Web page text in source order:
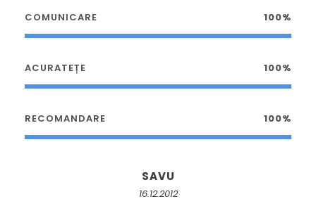
COMUNICARE 100%
ACURATEȚE 100%
RECOMANDARE 100%
SAVU
16.12.2012